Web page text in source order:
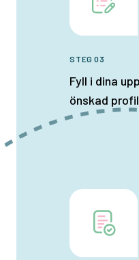
STEG 03
Fyll i dina
önskad